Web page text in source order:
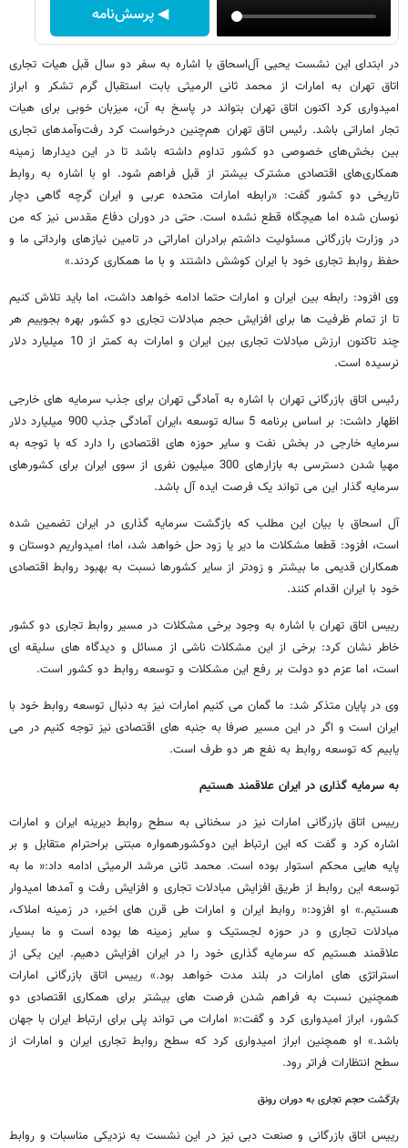
◀ پرسش‌نامه
در ابتدای این نشست یحیی آل‌اسحاق با اشاره به سفر دو سال قبل هیات تجاری
اتاق تهران به امارات از محمد ثانی الرمیثی بابت استقبال گرم تشکر و ابراز
امیدواری کرد اکنون اتاق تهران بتواند در پاسخ به آن، میزبان خوبی برای هیات
تجار اماراتی باشد. رئیس اتاق تهران هم‌چنین درخواست کرد رفت‌وآمدهای تجاری
بین بخش‌های خصوصی دو کشور تداوم داشته باشد تا در این دیدارها زمینه
همکاری‌های اقتصادی مشترک بیشتر از قبل فراهم شود. او با اشاره به روابط
تاریخی دو کشور گفت: «رابطه امارات متحده عربی و ایران گرچه گاهی دچار
نوسان شده اما هیچگاه قطع نشده است. حتی در دوران دفاع مقدس نیز که من
در وزارت بازرگانی مسئولیت داشتم برادران اماراتی در تامین نیازهای وارداتی ما و
حفظ روابط تجاری خود با ایران کوشش داشتند و با ما همکاری کردند.»
وی افزود: رابطه بین ایران و امارات حتما ادامه خواهد داشت، اما باید تلاش کنیم
تا از تمام ظرفیت ها برای افزایش حجم مبادلات تجاری دو کشور بهره بجوییم هر
چند تاکنون ارزش مبادلات تجاری بین ایران و امارات به کمتر از 10 میلیارد دلار
نرسیده است.
رئیس اتاق بازرگانی تهران با اشاره به آمادگی تهران برای جذب سرمایه های خارجی
اظهار داشت: بر اساس برنامه 5 ساله توسعه ،ایران آمادگی جذب 900 میلیارد دلار
سرمایه خارجی در بخش نفت و سایر حوزه های اقتصادی را دارد که با توجه به
مهیا شدن دسترسی به بازارهای 300 میلیون نفری از سوی ایران برای کشورهای
سرمایه گذار این می تواند یک فرصت ایده آل باشد.
آل اسحاق با بیان این مطلب که بازگشت سرمایه گذاری در ایران تضمین شده
است، افزود: قطعا مشکلات ما دیر یا زود حل خواهد شد، اما؛ امیدواریم دوستان و
همکاران قدیمی ما بیشتر و زودتر از سایر کشورها نسبت به بهبود روابط اقتصادی
خود با ایران اقدام کنند.
رییس اتاق تهران با اشاره به وجود برخی مشکلات در مسیر روابط تجاری دو کشور
خاطر نشان کرد: برخی از این مشکلات ناشی از مسائل و دیدگاه های سلیقه ای
است، اما عزم دو دولت بر رفع این مشکلات و توسعه روابط دو کشور است.
وی در پایان متذکر شد: ما گمان می کنیم امارات نیز به دنبال توسعه روابط خود با
ایران است و اگر در این مسیر صرفا به جنبه های اقتصادی نیز توجه کنیم در می
یابیم که توسعه روابط به نفع هر دو طرف است.
به سرمایه گذاری در ایران علاقمند هستیم
رییس اتاق بازرگانی امارات نیز در سخنانی به سطح روابط دیرینه ایران و امارات
اشاره کرد و گفت که این ارتباط این دوکشورهمواره مبتنی براحترام متقابل و بر
پایه هایی محکم استوار بوده است. محمد ثانی مرشد الرمیثی ادامه داد:« ما به
توسعه این روابط از طریق افزایش مبادلات تجاری و افزایش رفت و آمدها امیدوار
هستیم.» او افزود:« روابط ایران و امارات طی قرن های اخیر، در زمینه املاک،
مبادلات تجاری و در حوزه لجستیک و سایر زمینه ها بوده است و ما بسیار
علاقمند هستیم که سرمایه گذاری خود را در ایران افزایش دهیم. این یکی از
استراتژی های امارات در بلند مدت خواهد بود.» رییس اتاق بازرگانی امارات
همچنین نسبت به فراهم شدن فرصت های بیشتر برای همکاری اقتصادی دو
کشور، ابراز امیدواری کرد و گفت:« امارات می تواند پلی برای ارتباط ایران با جهان
باشد.» او همچنین ابراز امیدواری کرد که سطح روابط تجاری ایران و امارات از
سطح انتظارات فراتر رود.
بازگشت حجم تجاری به دوران رونق
رییس اتاق بازرگانی و صنعت دبی نیز در این نشست به نزدیکی مناسبات و روابط